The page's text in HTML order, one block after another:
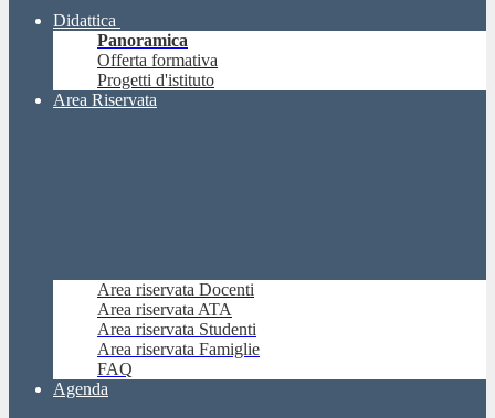
Didattica
Panoramica
Offerta formativa
Progetti d'istituto
Area Riservata
Area riservata Docenti
Area riservata ATA
Area riservata Studenti
Area riservata Famiglie
FAQ
Agenda